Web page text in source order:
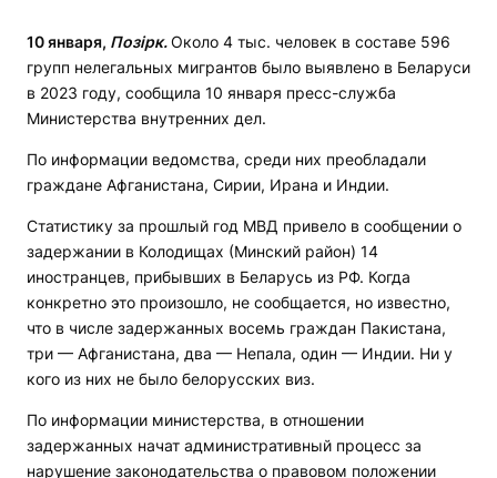
10 января, Позірк.Около 4 тыс. человек в составе 596
групп нелегальных мигрантов было выявлено в Беларуси
в 2023 году, сообщила 10 января пресс-служба
Министерства внутренних дел.
По информации ведомства, среди них преобладали
граждане Афганистана, Сирии, Ирана и Индии.
Статистику за прошлый год МВД привело в сообщении о
задержании в Колодищах (Минский район) 14
иностранцев, прибывших в Беларусь из РФ. Когда
конкретно это произошло, не сообщается, но известно,
что в числе задержанных восемь граждан Пакистана,
три — Афганистана, два — Непала, один — Индии. Ни у
кого из них не было белорусских виз.
По информации министерства, в отношении
задержанных начат административный процесс за
нарушение законодательства о правовом положении